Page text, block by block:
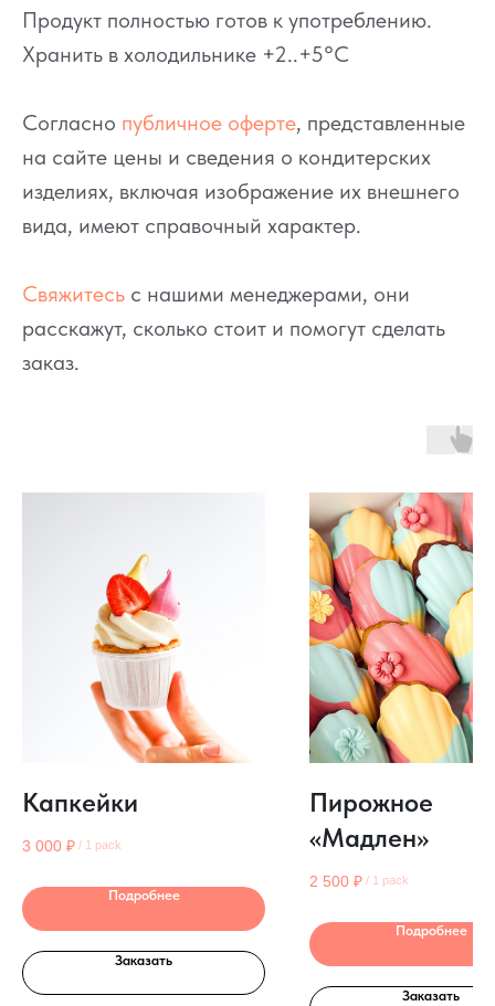
Продукт полностью готов к употреблению.
Хранить в холодильнике +2..+5°C
Согласно публичное оферте, представленные
на сайте цены и сведения о кондитерских
изделиях, включая изображение их внешнего
вида, имеют справочный характер.
Свяжитесь с нашими менеджерами, они
расскажут, сколько стоит и помогут сделать
заказ.
Капкейки
3 000 ₽ / 1 pack
Подробнее
Заказать
Пирожное
«Мадлен»
2 500 ₽ / 1 pack
Подробнее
Заказать